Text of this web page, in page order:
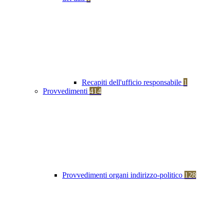
Recapiti dell'ufficio responsabile 1
Provvedimenti 414
Provvedimenti organi indirizzo-politico 128